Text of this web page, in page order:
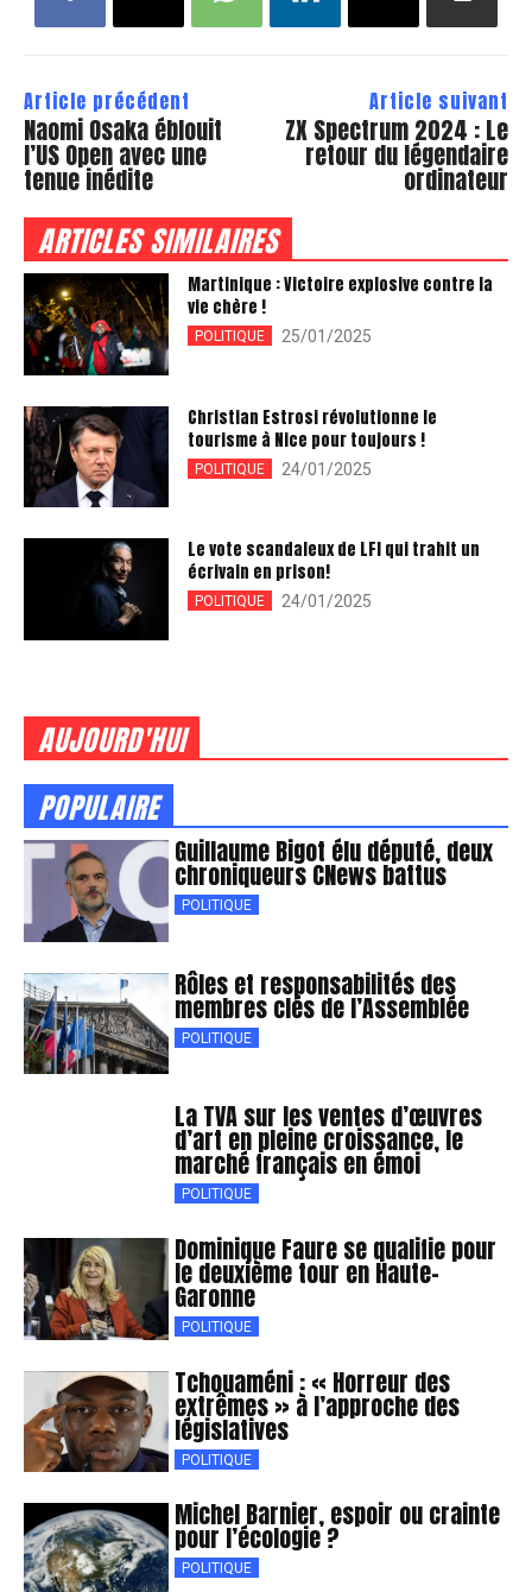
Article précédent
Naomi Osaka éblouit
l’US Open avec une
tenue inédite
Article suivant
ZX Spectrum 2024 : Le
retour du légendaire
ordinateur
ARTICLES SIMILAIRES
Martinique : Victoire explosive contre la
vie chère !
POLITIQUE 25/01/2025
Christian Estrosi révolutionne le
tourisme à Nice pour toujours !
POLITIQUE 24/01/2025
Le vote scandaleux de LFI qui trahit un
écrivain en prison!
POLITIQUE 24/01/2025
AUJOURD'HUI
POPULAIRE
Guillaume Bigot élu député, deux
chroniqueurs CNews battus
POLITIQUE
Rôles et responsabilités des
membres clés de l’Assemblée
POLITIQUE
La TVA sur les ventes d’œuvres
d’art en pleine croissance, le
marché français en émoi
POLITIQUE
Dominique Faure se qualifie pour
le deuxième tour en Haute-
Garonne
POLITIQUE
Tchouaméni : « Horreur des
extrêmes » à l’approche des
législatives
POLITIQUE
Michel Barnier, espoir ou crainte
pour l’écologie ?
POLITIQUE